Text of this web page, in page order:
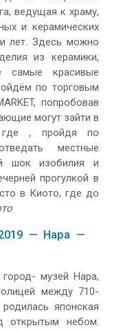
ведущая к храму,
и керамических
лет. Здесь можно
из керамики,
красивые
по торговым
попробовав
могут зайти в
где , пройдя по
местные
шок изобилия и
прогулкой в
в Киото, где до
— Нара —
музей Нара,
между 710-
японская
открытым небом.